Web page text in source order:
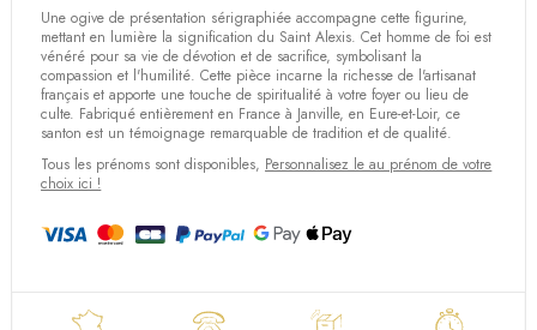
Une ogive de présentation sérigraphiée accompagne cette figurine,
mettant en lumière la signification du Saint Alexis. Cet homme de foi est
vénéré pour sa vie de dévotion et de sacrifice, symbolisant la
compassion et l'humilité. Cette pièce incarne la richesse de l'artisanat
français et apporte une touche de spiritualité à votre foyer ou lieu de
culte. Fabriqué entièrement en France à Janville, en Eure-et-Loir, ce
santon est un témoignage remarquable de tradition et de qualité.
Tous les prénoms sont disponibles, Personnalisez le au prénom de votre
choix ici !